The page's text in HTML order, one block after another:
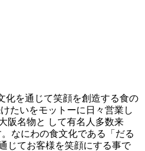
たいをモットーに日々営業し
阪名物と して有名人多数来
なにわの食文化である「だる
じてお客様を笑顔にする事で